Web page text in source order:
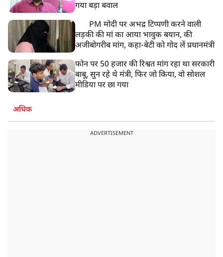
गया बड़ा बवाल
PM मोदी पर अभद्र टिप्पणी करने वाली
लड़की की मां का आया भावुक बयान, की
अजीबोगरीब मांग, कहा-बेटी को गोद लें प्रधानमंत्री
फोन पर 50 हजार की रिश्वत मांग रहा था सरकारी
बाबू, सुन रहे थे मंत्री, फिर जो किया, वो सोशल
मीडिया पर छा गया
अधिक
ADVERTISEMENT